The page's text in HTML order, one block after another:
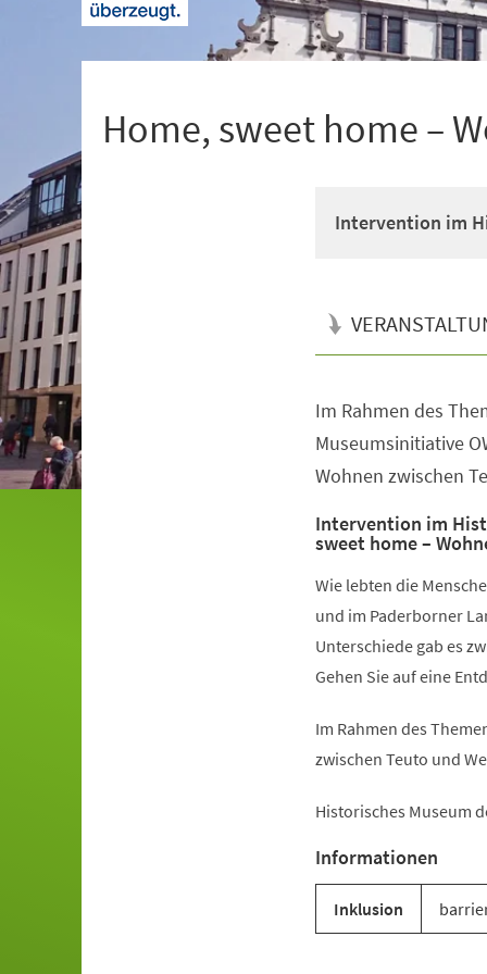
Home, sweet home –
Intervention im
Im Rahmen des
Museumsinitiative
Wohnen zwischen
Intervention im
sweet home –
Wie lebten die
und im Paderborner
Unterschiede gab es
Gehen Sie auf eine
Im Rahmen des
zwischen Teuto und
Historisches Museum
Informationen
Inklusion